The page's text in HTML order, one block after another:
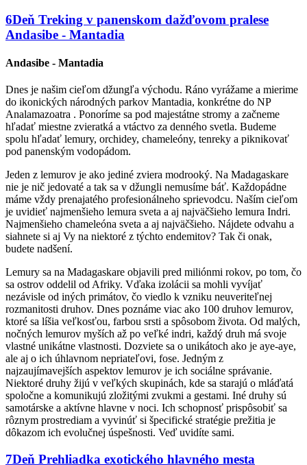
6Deň Treking v panenskom dažďovom pralese
Andasibe - Mantadia
Andasibe - Mantadia
Dnes je našim cieľom džungľa východu. Ráno vyrážame a mierime
do ikonických národných parkov Mantadia, konkrétne do NP
Analamazoatra . Ponoríme sa pod majestátne stromy a začneme
hľadať miestne zvieratká a vtáctvo za denného svetla. Budeme
spolu hľadať lemury, orchidey, chameleóny, tenreky a piknikovať
pod panenským vodopádom.
Jeden z lemurov je ako jediné zviera modrooký. Na Madagaskare
nie je nič jedovaté a tak sa v džungli nemusíme báť. Každopádne
máme vždy prenajatého profesionálneho sprievodcu. Naším cieľom
je uvidieť najmenšieho lemura sveta a aj najväčšieho lemura Indri.
Najmenšieho chameleóna sveta a aj najväčšieho. Nájdete odvahu a
siahnete si aj Vy na niektoré z týchto endemitov? Tak či onak,
budete nadšení.
Lemury sa na Madagaskare objavili pred miliónmi rokov, po tom, čo
sa ostrov oddelil od Afriky. Vďaka izolácii sa mohli vyvíjať
nezávisle od iných primátov, čo viedlo k vzniku neuveriteľnej
rozmanitosti druhov. Dnes poznáme viac ako 100 druhov lemurov,
ktoré sa líšia veľkosťou, farbou srsti a spôsobom života. Od malých,
nočných lemurov myších až po veľké indri, každý druh má svoje
vlastné unikátne vlastnosti. Dozviete sa o unikátoch ako je aye-aye,
ale aj o ich úhlavnom nepriateľovi, fose. Jedným z
najzaujímavejších aspektov lemurov je ich sociálne správanie.
Niektoré druhy žijú v veľkých skupinách, kde sa starajú o mláďatá
spoločne a komunikujú zložitými zvukmi a gestami. Iné druhy sú
samotárske a aktívne hlavne v noci. Ich schopnosť prispôsobiť sa
rôznym prostrediam a vyvinúť si špecifické stratégie prežitia je
dôkazom ich evolučnej úspešnosti. Veď uvidíte sami.
7Deň Prehliadka exotického hlavného mesta